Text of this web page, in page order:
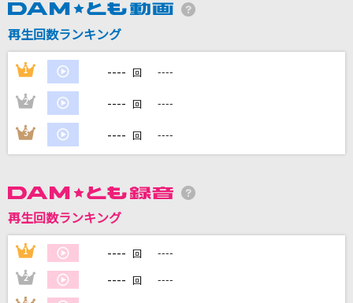
＝LOVE
白金ディスコ
阿良々木月火(井口裕香)
DAMに会員登録・ログインして
再生回数ランキング
1 ---- 回 ----
2 ---- 回 ----
3 ---- 回 ----
再生回数ランキング
1 ---- 回 ----
2 ---- 回 ----